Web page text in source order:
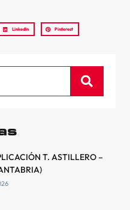
LinkedIn Pinterest
T. ASTILLERO –